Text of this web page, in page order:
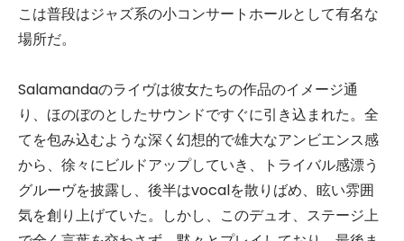
こは普段はジャズ系の小コンサートホールとして有名な
場所だ。
Salamandaのライヴは彼女たちの作品のイメージ通
り、ほのぼのとしたサウンドですぐに引き込まれた。全
てを包み込むような深く幻想的で雄大なアンビエンス感
から、徐々にビルドアップしていき、トライバル感漂う
グルーヴを披露し、後半はvocalを散りばめ、眩い雰囲
気を創り上げていた。しかし、このデュオ、ステージ上